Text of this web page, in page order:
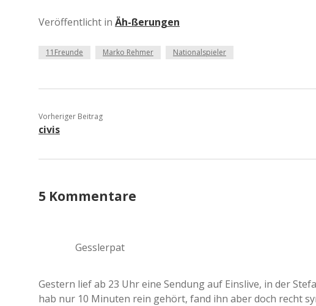
Veröffentlicht in Äh-ßerungen
11Freunde Marko Rehmer Nationalspieler
Vorheriger Beitrag
civis
5 Kommentare
Gesslerpat
Gestern lief ab 23 Uhr eine Sendung auf Einslive, in der
hab nur 10 Minuten rein gehört, fand ihn aber doch recht